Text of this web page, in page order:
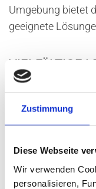
Zustimmung
Diese Webseite
Wir verwenden
personalisieren,
Umgebung bietet
geeignete
VIELFÄLTIGE
AUSGEFÜHRT
Tradition und
im
Unternehmen
Team führt
Arbeiten